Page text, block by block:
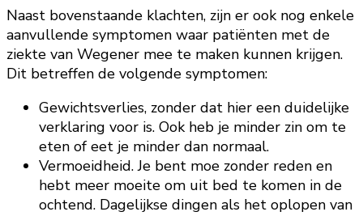
Naast bovenstaande klachten, zijn er ook nog enkele
aanvullende symptomen waar patiënten met de
ziekte van Wegener mee te maken kunnen krijgen.
Dit betreffen de volgende symptomen:
Gewichtsverlies, zonder dat hier een duidelijke
verklaring voor is. Ook heb je minder zin om te
eten of eet je minder dan normaal.
Vermoeidheid. Je bent moe zonder reden en
hebt meer moeite om uit bed te komen in de
ochtend. Dagelijkse dingen als het oplopen van